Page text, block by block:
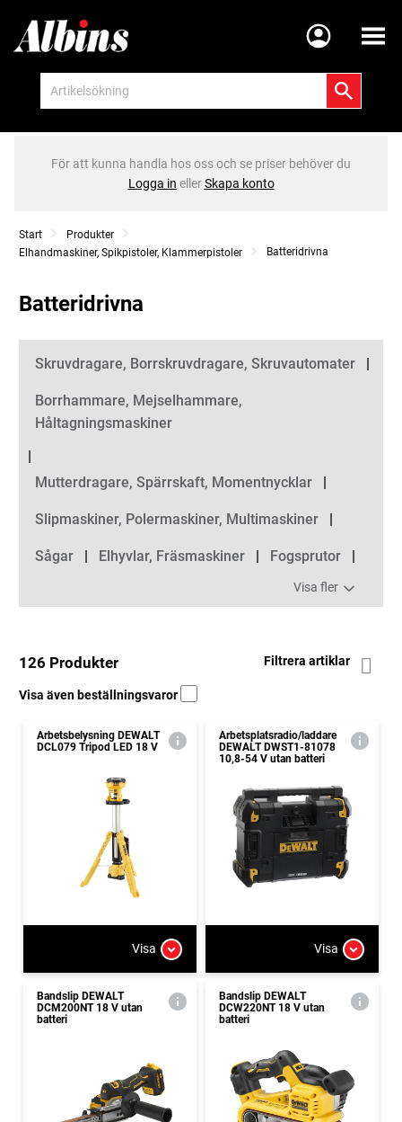
Meny
För att kunna handla hos oss och se priser behöver du
Logga in ellerSkapa konto
Start
Produkter
Elhandmaskiner, Spikpistoler, Klammerpistoler
Batteridrivna
Batteridrivna
Kategorier
Skruvdragare, Borrskruvdragare, Skruvautomater
Borrhammare, Mejselhammare,
Håltagningsmaskiner
Mutterdragare, Spärrskaft, Momentnycklar
Slipmaskiner, Polermaskiner, Multimaskiner
Sågar Elhyvlar, Fräsmaskiner Fogsprutor
Visa fler
126 Produkter Filtrera artiklar
Visa även beställningsvaror
Arbetsbelysning DEWALT
DCL079 Tripod LED 18 V
Visa
Arbetsplatsradio/laddare
DEWALT DWST1-81078
10,8-54 V utan batteri
Visa
Bandslip DEWALT
DCM200NT 18 V utan
batteri
Bandslip DEWALT
DCW220NT 18 V utan
batteri